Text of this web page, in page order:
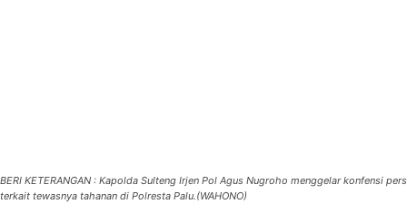
BERI KETERANGAN : Kapolda Sulteng Irjen Pol Agus Nugroho menggelar konfensi pers
terkait tewasnya tahanan di Polresta Palu.(WAHONO)